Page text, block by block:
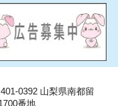
0392 山梨県南都留
番地